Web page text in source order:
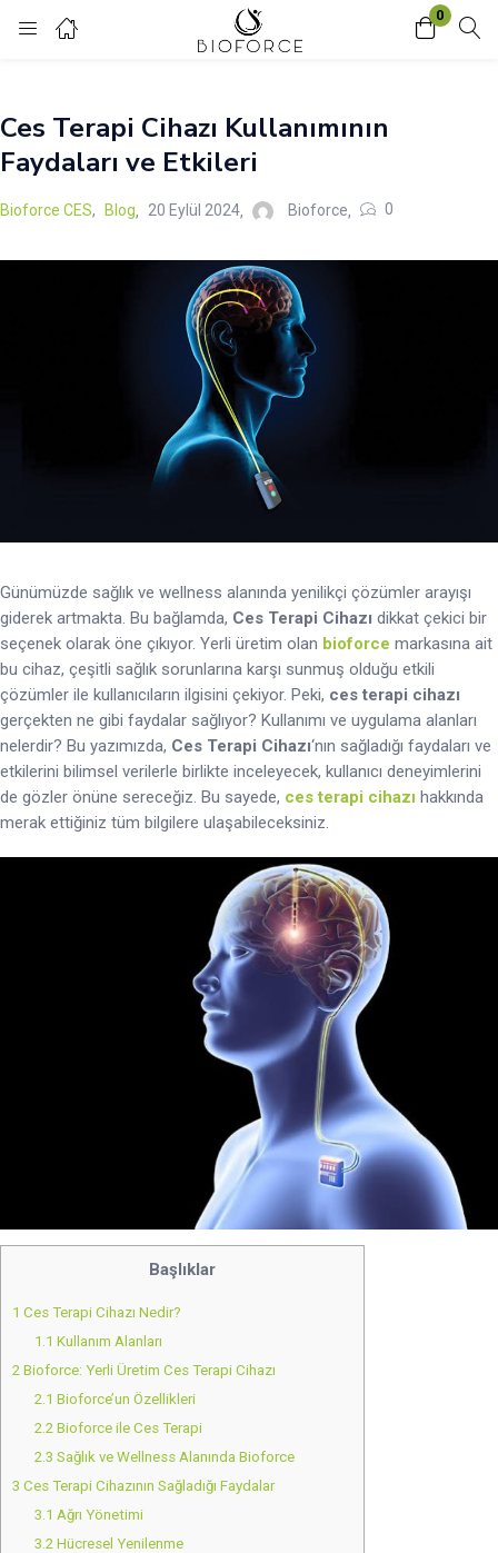
0
Enter your username and password to login.
Ces Terapi Cihazı Kullanımının
Faydaları ve Etkileri
Bioforce CES, Blog 20 Eylül 2024 Bioforce 0
Günümüzde sağlık ve wellness alanında yenilikçi çözümler arayışı
giderek artmakta. Bu bağlamda, Ces Terapi Cihazı dikkat çekici bir
seçenek olarak öne çıkıyor. Yerli üretim olan bioforce markasına ait
bu cihaz, çeşitli sağlık sorunlarına karşı sunmuş olduğu etkili
çözümler ile kullanıcıların ilgisini çekiyor. Peki, ces terapi cihazı
gerçekten ne gibi faydalar sağlıyor? Kullanımı ve uygulama alanları
nelerdir? Bu yazımızda, Ces Terapi Cihazı‘nın sağladığı faydaları ve
etkilerini bilimsel verilerle birlikte inceleyecek, kullanıcı deneyimlerini
de gözler önüne sereceğiz. Bu sayede, ces terapi cihazı hakkında
merak ettiğiniz tüm bilgilere ulaşabileceksiniz.
Başlıklar
1 Ces Terapi Cihazı Nedir?
1.1 Kullanım Alanları
2 Bioforce: Yerli Üretim Ces Terapi Cihazı
2.1 Bioforce’un Özellikleri
2.2 Bioforce ile Ces Terapi
2.3 Sağlık ve Wellness Alanında Bioforce
3 Ces Terapi Cihazının Sağladığı Faydalar
3.1 Ağrı Yönetimi
3.2 Hücresel Yenilenme